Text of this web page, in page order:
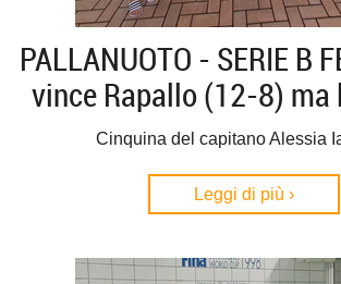
PALLANUOTO - SERIE B
vince Rapallo (12-8) ma
Cinquina del capitano Alessia
Leggi di più ›